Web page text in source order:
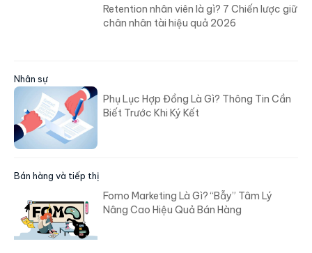
Retention nhân viên là gì? 7 Chiến lược giữ
chân nhân tài hiệu quả 2026
Nhân sự
Phụ Lục Hợp Đồng Là Gì? Thông Tin Cần
Biết Trước Khi Ký Kết
Bán hàng và tiếp thị
Fomo Marketing Là Gì? “Bẫy” Tâm Lý
Nâng Cao Hiệu Quả Bán Hàng